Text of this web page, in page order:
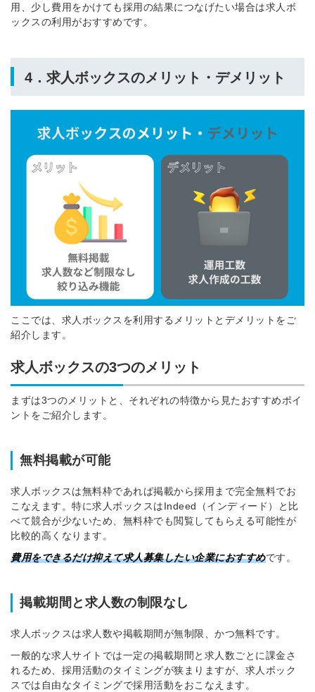
用、少し費用をかけても採用の結果につなげたい場合は求人ボ
ックスの利用がおすすめです。
4．求人ボックスのメリット・デメリット
ここでは、求人ボックスを利用するメリットとデメリットをご
紹介します。
求人ボックスの3つのメリット
まずは3つのメリットと、それぞれの特徴から見たおすすめポイ
ントをご紹介します。
無料掲載が可能
求人ボックスは無料枠であれば掲載から採用まで完全無料でお
こなえます。特に求人ボックスはIndeed（インディード）と比
べて競合が少ないため、無料枠でも閲覧してもらえる可能性が
比較的高くなります。
費用をできるだけ抑えて求人募集したい企業におすすめです。
掲載期間と求人数の制限なし
求人ボックスは求人数や掲載期間が無制限、かつ無料です。
一般的な求人サイトでは一定の掲載期間と求人数ごとに課金さ
れるため、採用活動のタイミングが狭まりますが、求人ボック
スでは自由なタイミングで採用活動をおこなえます。